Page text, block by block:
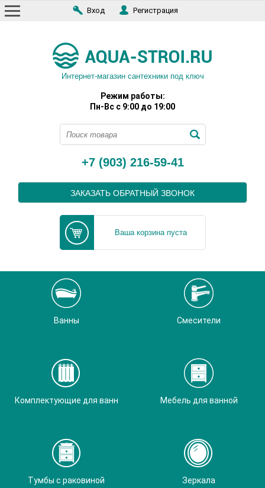
Вход Регистрация
Интернет-магазин сантехники под ключ
Режим работы:
Пн-Вс с 9:00 до 19:00
+7 (903) 216-59-41
ЗАКАЗАТЬ ОБРАТНЫЙ ЗВОНОК
Ваша корзина пуста
Ванны Смесители
Комплектующие для ванн Мебель для ванной
Тумбы с раковиной Зеркала